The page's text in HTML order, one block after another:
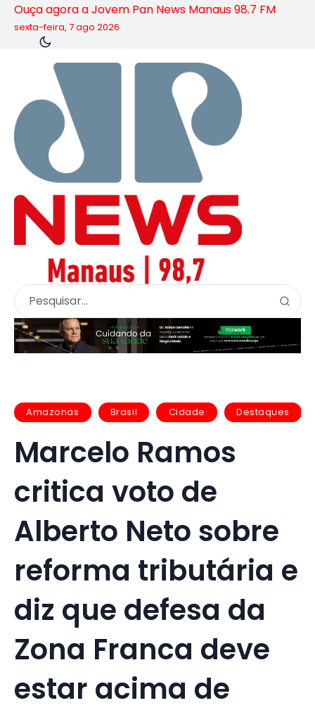
Ouça agora a Jovem Pan News Manaus 98.7 FM
sexta-feira, 7 ago 2026
Amazonas Brasil Cidade Destaques
Marcelo Ramos
critica voto de
Alberto Neto sobre
reforma tributária e
diz que defesa da
Zona Franca deve
estar acima de